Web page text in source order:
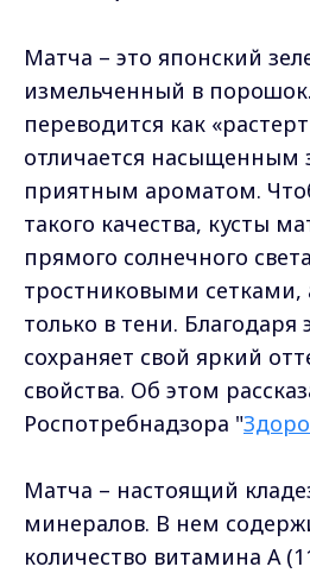
Матча – это японский
измельченный в
переводится как
отличается насыщенным
приятным ароматом.
такого качества, кусты
прямого солнечного
тростниковыми сетками,
только в тени.
сохраняет свой яркий
свойства. Об этом
Роспотребнадзора "
Матча – настоящий
минералов. В нем
количество витамина А